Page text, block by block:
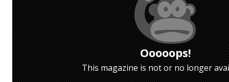
Ooooops!
This magazine is not or no longer